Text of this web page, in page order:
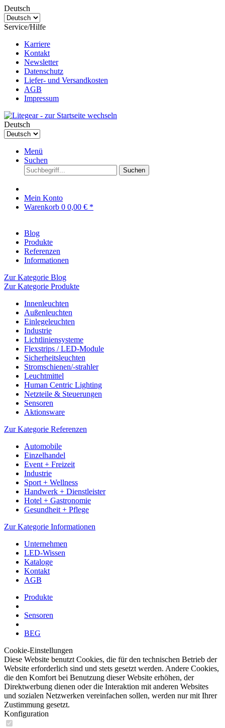
Deutsch
Service/Hilfe
Karriere
Kontakt
Newsletter
Datenschutz
Liefer- und Versandkosten
AGB
Impressum
Deutsch
Menü
Suchen
Suchen
Mein Konto
Warenkorb 0 0,00 € *
Blog
Produkte
Referenzen
Informationen
Zur Kategorie Blog
Zur Kategorie Produkte
Innenleuchten
Außenleuchten
Einlegeleuchten
Industrie
Lichtliniensysteme
Flexstrips / LED-Module
Sicherheitsleuchten
Stromschienen/-strahler
Leuchtmittel
Human Centric Lighting
Netzteile & Steuerungen
Sensoren
Aktionsware
Zur Kategorie Referenzen
Automobile
Einzelhandel
Event + Freizeit
Industrie
Sport + Wellness
Handwerk + Dienstleister
Hotel + Gastronomie
Gesundheit + Pflege
Zur Kategorie Informationen
Unternehmen
LED-Wissen
Kataloge
Kontakt
AGB
Produkte
Sensoren
BEG
Cookie-Einstellungen
Diese Website benutzt Cookies, die für den technischen Betrieb der
Website erforderlich sind und stets gesetzt werden. Andere Cookies,
die den Komfort bei Benutzung dieser Website erhöhen, der
Direktwerbung dienen oder die Interaktion mit anderen Websites
und sozialen Netzwerken vereinfachen sollen, werden nur mit Ihrer
Zustimmung gesetzt.
Konfiguration